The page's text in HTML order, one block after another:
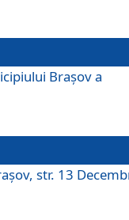
Brașov a
str. 13